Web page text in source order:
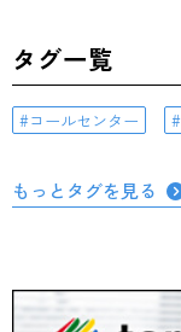
タグ一覧
コールセンター
もっとタグを見る